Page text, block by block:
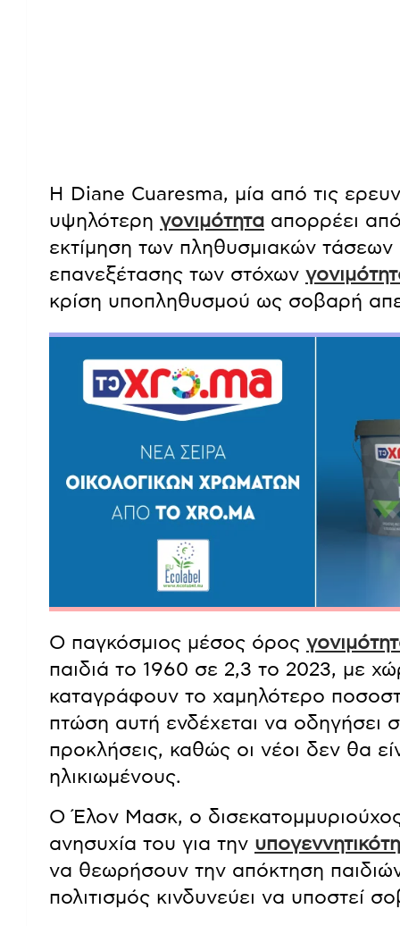
Η Diane Cuaresma, μία από τις
υψηλότερη γονιμότητα απορρέει
εκτίμηση των πληθυσμιακών τάσεων
επανεξέτασης των στόχων
κρίση υποπληθυσμού ως σοβαρή
Ο παγκόσμιος μέσος όρος
παιδιά το 1960 σε 2,3 το 2023, με
καταγράφουν το χαμηλότερο
πτώση αυτή ενδέχεται να οδηγήσει
προκλήσεις, καθώς οι νέοι δεν θα
ηλικιωμένους.
Ο Έλον Μασκ, ο
ανησυχία του για την
να θεωρήσουν την απόκτηση
πολιτισμός κινδυνεύει να υποστεί